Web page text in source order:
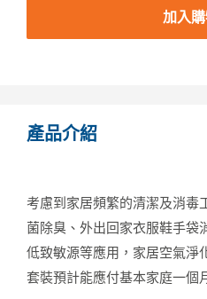
加入
產品介紹
考慮到家居頻繁的清潔及消毒
菌除臭、外出回家衣服鞋手袋
低致敏源等應用，家居空氣淨
套裝預計能應付基本家庭一個